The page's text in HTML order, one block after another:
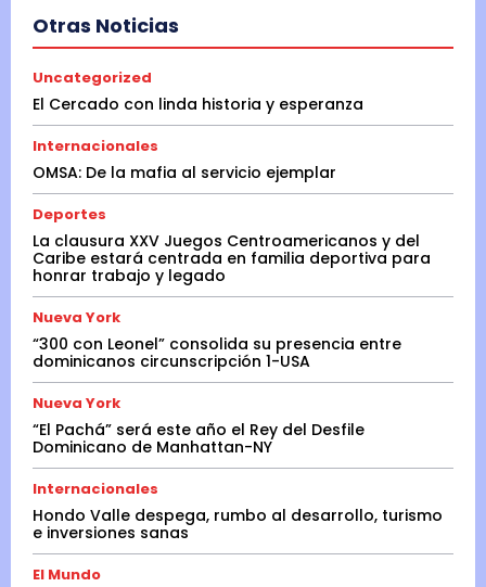
Otras Noticias
Uncategorized
El Cercado con linda historia y esperanza
Internacionales
OMSA: De la mafia al servicio ejemplar
Deportes
La clausura XXV Juegos Centroamericanos y del
Caribe estará centrada en familia deportiva para
honrar trabajo y legado
Nueva York
“300 con Leonel” consolida su presencia entre
dominicanos circunscripción 1-USA
Nueva York
“El Pachá” será este año el Rey del Desfile
Dominicano de Manhattan-NY
Internacionales
Hondo Valle despega, rumbo al desarrollo, turismo
e inversiones sanas
El Mundo